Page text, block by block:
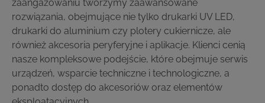
zaangażowaniu tworzymy zaawansowane
rozwiązania, obejmujące nie tylko drukarki UV LED,
drukarki do aluminium czy plotery cukiernicze, ale
również akcesoria peryferyjne i aplikacje. Klienci cenią
nasze kompleksowe podejście, które obejmuje serwis
urządzeń, wsparcie techniczne i technologiczne, a
ponadto dostęp do akcesoriów oraz elementów